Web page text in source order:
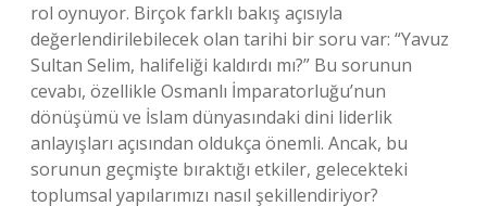
rol oynuyor. Birçok farklı bakış açısıyla
değerlendirilebilecek olan tarihi bir soru var: “Yavuz
Sultan Selim, halifeliği kaldırdı mı?” Bu sorunun
cevabı, özellikle Osmanlı İmparatorluğu’nun
dönüşümü ve İslam dünyasındaki dini liderlik
anlayışları açısından oldukça önemli. Ancak, bu
sorunun geçmişte bıraktığı etkiler, gelecekteki
toplumsal yapılarımızı nasıl şekillendiriyor?